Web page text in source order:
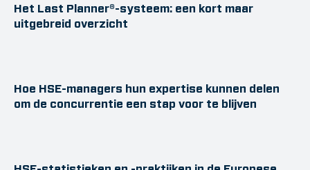
Het Last Planner®-systeem: een kort maar
uitgebreid overzicht
Hoe HSE-managers hun expertise kunnen delen
om de concurrentie een stap voor te blijven